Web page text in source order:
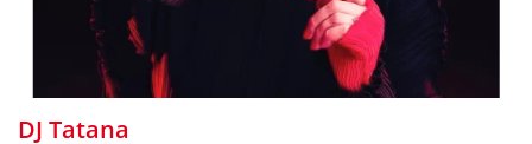
DJ Tatana